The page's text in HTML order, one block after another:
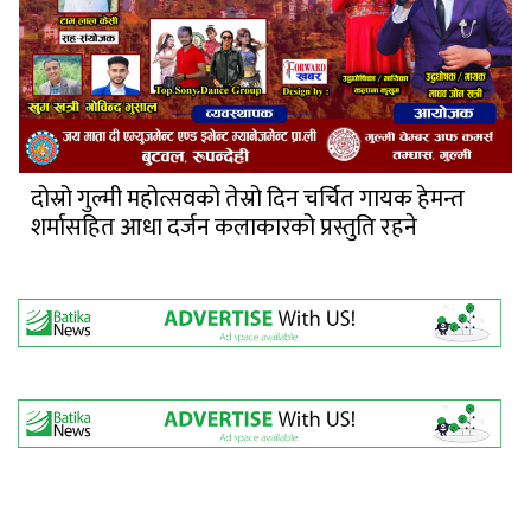
दोस्रो गुल्मी महोत्सवको तेस्रो दिन चर्चित गायक हेमन्त
शर्मासहित आधा दर्जन कलाकारको प्रस्तुति रहने